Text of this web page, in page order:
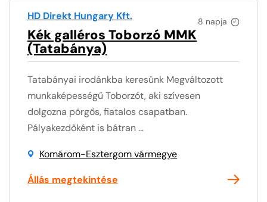
8 napja
HD Direkt Hungary Kft.
Kék galléros Toborzó MMK
(Tatabánya)
Tatabányai irodánkba keresünk Megváltozott
munkaképességű Toborzót, aki szívesen
dolgozna pörgős, fiatalos csapatban.
Pályakezdőként is bátran ...
Komárom-Esztergom vármegye
Állás megtekintése